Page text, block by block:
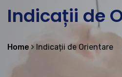
Indicații de
Home Indicații de Orientare